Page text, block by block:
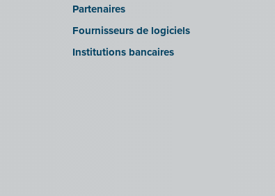
Partenaires
Fournisseurs de logiciels
Institutions bancaires